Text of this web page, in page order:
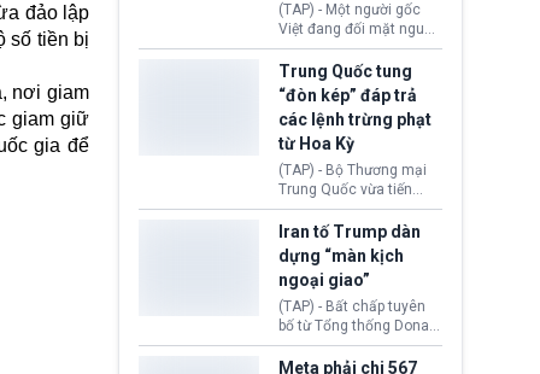
đảo lập
số tiền bị
nơi giam
giam giữ
gia để
(TAP) - Một người gốc
Việt đang đối mặt nguy
cơ bị trục xuất khỏi Hoa
Kỳ sau khi đã chấp hành
xong bản án liên quan
đến tội ác từ hơn 30
năm trước tại California.
Trung Quốc tung
“đòn kép” đáp trả
các lệnh trừng phạt
từ Hoa Kỳ
(TAP) - Bộ Thương mại
Trung Quốc vừa tiến
hành áp đặt lệnh trừng
phạt lên hàng loạt thực
thể và siết chặt kiểm
soát xuất khẩu máy bay
không người lái (UAV)
sang Hoa Kỳ. Động thái
này nhằm đáp trả các
biện pháp hạn chế
thương mại, áp thuế mới
Iran tố Trump dàn
dựng “màn kịch
ngoại giao”
(TAP) - Bất chấp tuyên
bố từ Tổng thống Donald
Trump về tiến trình đàm
phán hòa bình, Iran
Meta phải chi 567